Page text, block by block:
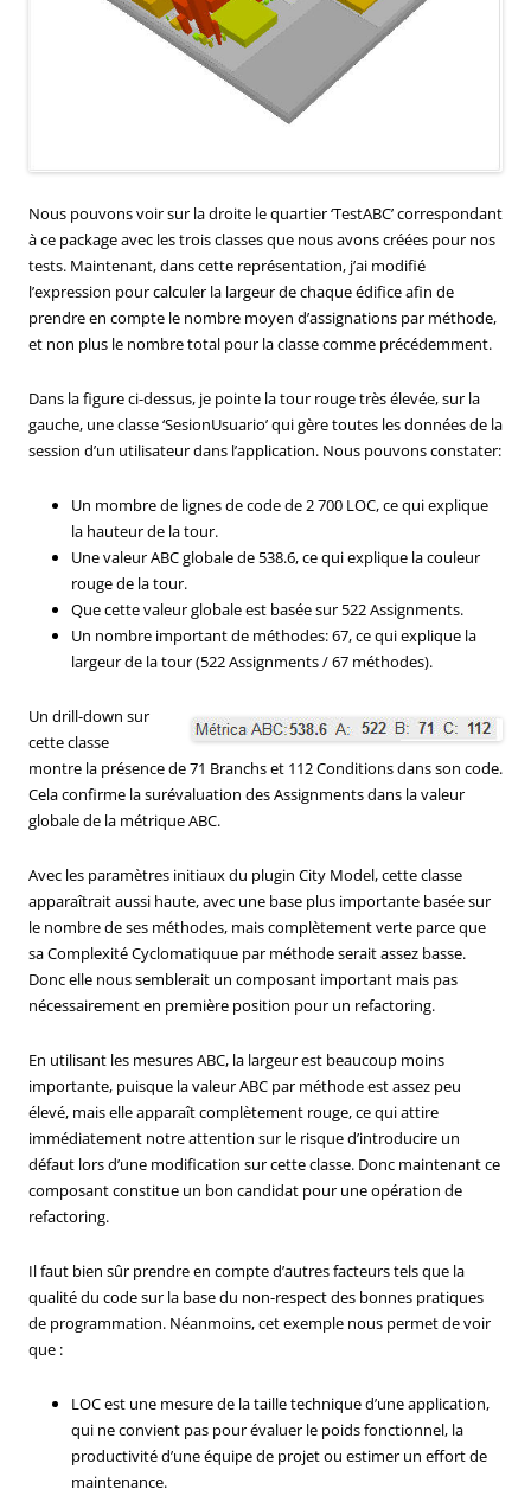
Nous pouvons voir sur la droite le quartier ‘TestABC’ correspondant
à ce package avec les trois classes que nous avons créées pour nos
tests. Maintenant, dans cette représentation, j’ai modifié
l’expression pour calculer la largeur de chaque édifice afin de
prendre en compte le nombre moyen d’assignations par méthode,
et non plus le nombre total pour la classe comme précédemment.
Dans la figure ci-dessus, je pointe la tour rouge très élevée, sur la
gauche, une classe ‘SesionUsuario’ qui gère toutes les données de la
session d’un utilisateur dans l’application. Nous pouvons constater:
Un mombre de lignes de code de 2 700 LOC, ce qui explique
la hauteur de la tour.
Une valeur ABC globale de 538.6, ce qui explique la couleur
rouge de la tour.
Que cette valeur globale est basée sur 522 Assignments.
Un nombre important de méthodes: 67, ce qui explique la
largeur de la tour (522 Assignments / 67 méthodes).
Un drill-down sur
cette classe
montre la présence de 71 Branchs et 112 Conditions dans son code.
Cela confirme la surévaluation des Assignments dans la valeur
globale de la métrique ABC.
Avec les paramètres initiaux du plugin City Model, cette classe
apparaîtrait aussi haute, avec une base plus importante basée sur
le nombre de ses méthodes, mais complètement verte parce que
sa Complexité Cyclomatiquue par méthode serait assez basse.
Donc elle nous semblerait un composant important mais pas
nécessairement en première position pour un refactoring.
En utilisant les mesures ABC, la largeur est beaucoup moins
importante, puisque la valeur ABC par méthode est assez peu
élevé, mais elle apparaît complètement rouge, ce qui attire
immédiatement notre attention sur le risque d’introducire un
défaut lors d’une modification sur cette classe. Donc maintenant ce
composant constitue un bon candidat pour une opération de
refactoring.
Il faut bien sûr prendre en compte d’autres facteurs tels que la
qualité du code sur la base du non-respect des bonnes pratiques
de programmation. Néanmoins, cet exemple nous permet de voir
que :
LOC est une mesure de la taille technique d’une application,
qui ne convient pas pour évaluer le poids fonctionnel, la
productivité d’une équipe de projet ou estimer un effort de
maintenance.